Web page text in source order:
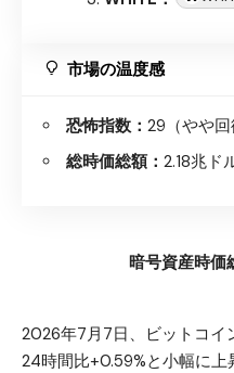
市場の温度感
恐怖指数： 29（やや回
総時価総額： 2.18兆ド
暗号資産時価
2026年7月7日、ビットコイ
24時間比+0.59%と小幅に